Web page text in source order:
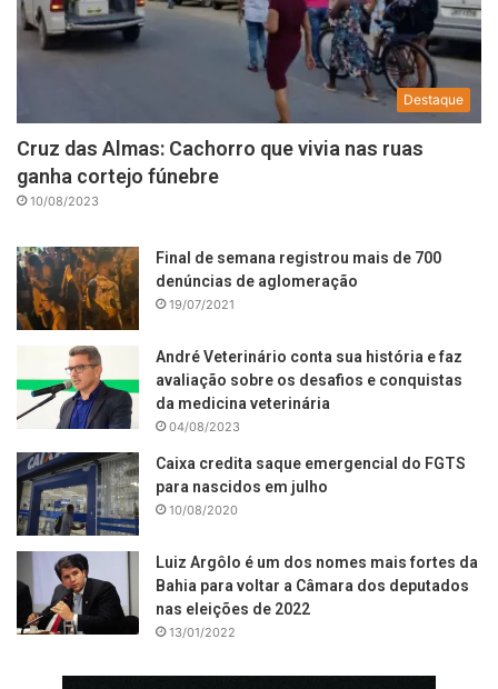
Destaque
Cruz das Almas: Cachorro que vivia nas ruas
ganha cortejo fúnebre
10/08/2023
Final de semana registrou mais de 700
denúncias de aglomeração
19/07/2021
André Veterinário conta sua história e faz
avaliação sobre os desafios e conquistas
da medicina veterinária
04/08/2023
Caixa credita saque emergencial do FGTS
para nascidos em julho
10/08/2020
Luiz Argôlo é um dos nomes mais fortes da
Bahia para voltar a Câmara dos deputados
nas eleições de 2022
13/01/2022